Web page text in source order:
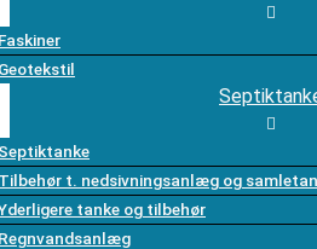
t. nedsivningsanlæg og
tanke og tilbehør